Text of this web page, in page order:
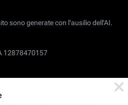
sono generate con l'ausilio dell'AI.
12878470157